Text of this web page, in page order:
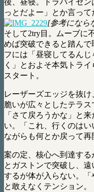
っとだよー」とか言って
[参考になら
そして2try目。ムーブに
めば突破できると踏ん
フには「昼寝してるん
く」とおよそ本気トラ
スタート。
レーザーズエッジを抜
脆いが広々としたテラ
「さて戻ろうかな」と
い。「これ、行くのは
ながらも何とか戻って再
案の定、核心へ到達す
とガストンで突破し、
するが体が入らない。「
と敢えなくテンション。